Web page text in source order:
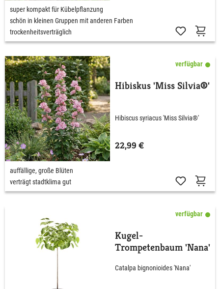
super kompakt für Kübelpflanzung
schön in kleinen Gruppen mit anderen Farben
trockenheitsverträglich
verfügbar
Hibiskus 'Miss Silvia®'
Hibiscus syriacus 'Miss Silvia®'
22,99 €
auffällige, große Blüten
verträgt stadtklima gut
verfügbar
Kugel-
Trompetenbaum 'Nana'
Catalpa bignonioides 'Nana'